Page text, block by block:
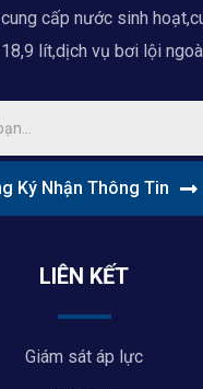
cấp nước sinh
lít,dịch vụ bơi lội
Ký Nhận Thông Tin
LIÊN KẾT
Giám sát áp lực